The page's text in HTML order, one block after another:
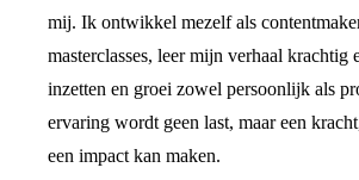
mij. Ik ontwikkel mezelf als
masterclasses, leer mijn verhaal krachtig
inzetten en groei zowel persoonlijk als
ervaring wordt geen last, maar een
een impact kan maken.